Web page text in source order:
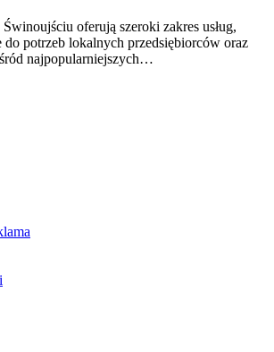
oferują szeroki zakres usług,
do potrzeb lokalnych przedsiębiorców oraz
najpopularniejszych…